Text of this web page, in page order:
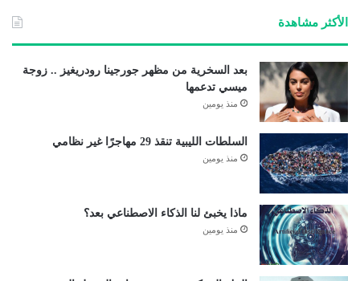
الأكثر مشاهدة
بعد السخرية من مظهر جورجينا رودريغيز .. زوجة
ميسي تدعمها
منذ يومين
السلطات الليبية تنقذ 29 مهاجرًا غير نظامي
منذ يومين
ماذا يخبئ لنا الذكاء الاصطناعي بعد؟
منذ يومين